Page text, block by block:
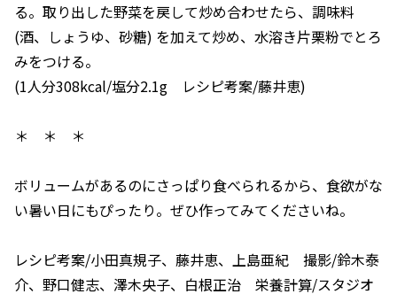
る。取り出した野菜を戻して炒め合わせたら、調味料
(酒、しょうゆ、砂糖) を加えて炒め、水溶き片栗粉でとろ
みをつける。
(1人分308kcal/塩分2.1g レシピ考案/藤井恵)
＊ ＊ ＊
ボリュームがあるのにさっぱり食べられるから、食欲がな
い暑い日にもぴったり。ぜひ作ってみてくださいね。
レシピ考案/小田真規子、藤井恵、上島亜紀 撮影/鈴木泰
介、野口健志、澤木央子、白根正治 栄養計算/スタジオ